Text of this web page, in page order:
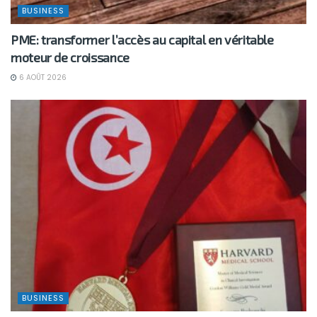
BUSINESS
PME: transformer l’accès au capital en véritable
moteur de croissance
6 AOÛT 2026
BUSINESS